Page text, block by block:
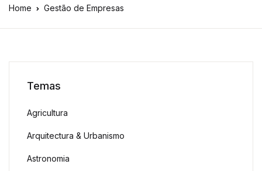
Home Gestão de Empresas
Temas
Agricultura
Arquitectura & Urbanismo
Astronomia